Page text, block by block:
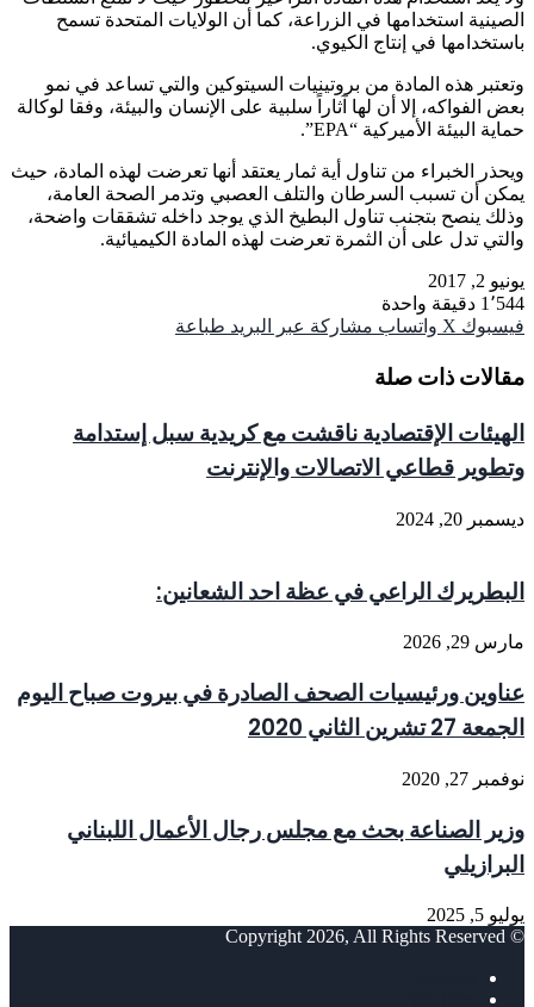
الصينية استخدامها في الزراعة، كما أن الولايات المتحدة تسمح
باستخدامها في إنتاج الكيوي.
وتعتبر هذه المادة من بروتينيات السيتوكين والتي تساعد في نمو
بعض الفواكه، إلا أن لها آثاراً سلبية على الإنسان والبيئة، وفقا لوكالة
حماية البيئة الأميركية “EPA”.
ويحذر الخبراء من تناول أية ثمار يعتقد أنها تعرضت لهذه المادة، حيث
يمكن أن تسبب السرطان والتلف العصبي وتدمر الصحة العامة،
وذلك ينصح بتجنب تناول البطيخ الذي يوجد داخله تشققات واضحة،
والتي تدل على أن الثمرة تعرضت لهذه المادة الكيميائية.
يونيو 2, 2017
1٬544 دقيقة واحدة
فيسبوك ‫X واتساب مشاركة عبر البريد طباعة
مقالات ذات صلة
الهيئات الإقتصادية ناقشت مع كريدية سبل إستدامة
وتطوير قطاعي الاتصالات والإنترنت
ديسمبر 20, 2024
البطريرك الراعي في عظة احد الشعانين:
مارس 29, 2026
عناوين ورئيسيات الصحف الصادرة في بيروت صباح اليوم
الجمعة 27 تشرين الثاني 2020
نوفمبر 27, 2020
وزير الصناعة بحث مع مجلس رجال الأعمال اللبناني
البرازيلي
يوليو 5, 2025
© Copyright 2026, All Rights Reserved